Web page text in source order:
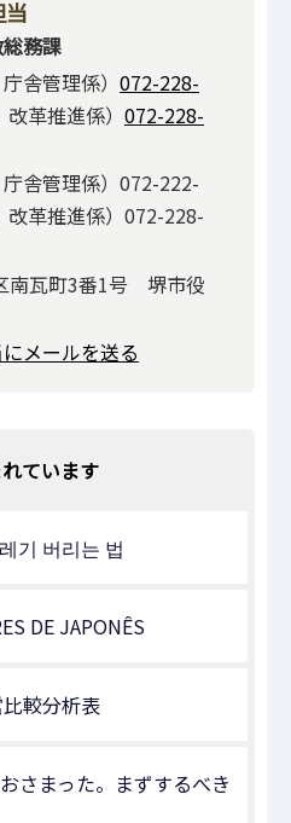
務課
舎管理係） 072-228-
革推進係） 072-228-
舎管理係）072-222-
革推進係）072-228-
南瓦町3番1号 堺市役
メールを送る
ています
기 버리는 법
DE JAPONÊS
較分析表
さまった。まずするべき